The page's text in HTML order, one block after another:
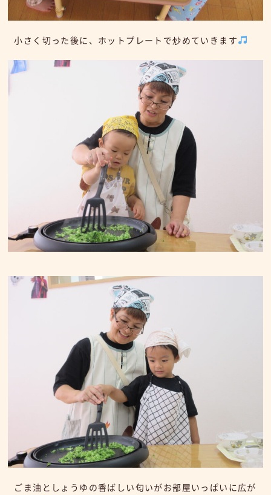
小さく切った後に、ホットプレートで炒めていきます
ごま油としょうゆの香ばしい匂いがお部屋いっぱいに広が